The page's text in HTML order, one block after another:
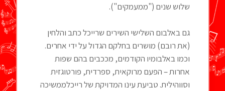
שלוש שנים ("ממעמקים").
גם באלבום השלישי השירים שרייכל כתב והלחין
(את רובם) מושרים בחלקם הגדול על ידי אחרים.
וכמו באלבומיו הקודמים, מככבים בהם שפות
אחרות – הפעם מרוקאית, ספרדית, פורטוגזית
וסווהילית. טביעת עינו המדויקת של רייכלממשיכה